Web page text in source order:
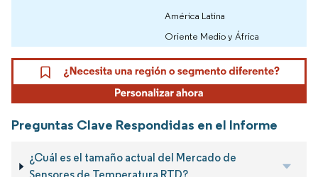
América Latina
Oriente Medio y África
Preguntas Clave Respondidas en el Informe
¿Cuál es el tamaño actual del Mercado de